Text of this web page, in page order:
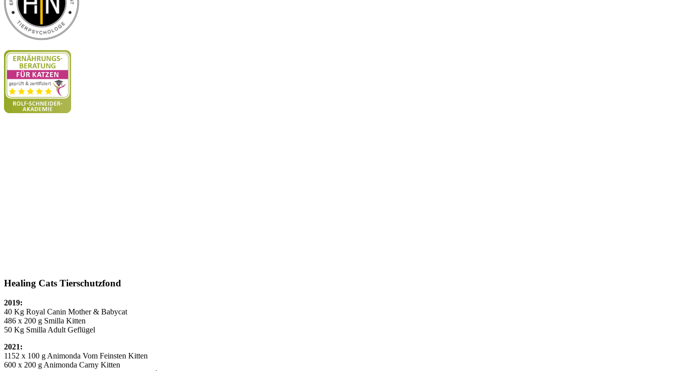
Healing Cats Tierschutzfond
2019:
40 Kg Royal Canin Mother & Babycat
486 x 200 g Smilla Kitten
50 Kg Smilla Adult Geflügel
2021:
1152 x 100 g Animonda Vom Feinsten Kitten
600 x 200 g Animonda Carny Kitten